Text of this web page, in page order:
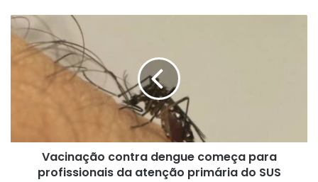
Vacinação
contra
dengue
primária
Vacinação contra dengue começa para
profissionais da atenção primária do SUS